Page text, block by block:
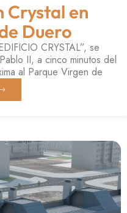
Crystal en
Duero
CRYSTAL”, se
II, a cinco minutos del
al Parque Virgen de